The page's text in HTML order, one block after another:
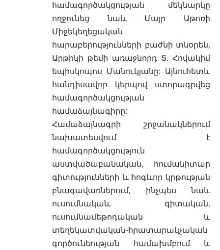
համագործակցության մեկնարկը
ողջունեց նաև Մայր Աթոռի
Միջեկեղեցական
հարաբերությունների բաժնի տնօրեն,
Արթիկի թեմի առաջնորդ Տ. Հովակիմ
եպիսկոպոս Մանուկյանը: Այնուհետև
հանդիսավոր կերպով ստորագրվեց
համագործակցության
համաձայնագիրը:
Համաձայնագրի շրջանակներում
նախատեսվում է
համագործակցություն
աստվածաբանական, հումանիտար
գիտությունների և հոգևոր կրթության
բնագավառներում, ինչպես նաև
ուսումնական, գիտական,
ուսումնամեթոդական և
տեղեկատվական-հրատարակչական
գործունեության համախմբում և